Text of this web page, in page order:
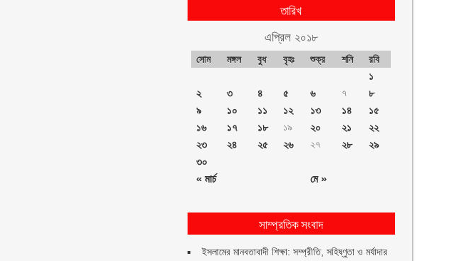
তারিখ
এপ্রিল ২০১৮
সোম মঙ্গল বুধ বৃহঃ শুক্র শনি রবি
« মার্চ মে »
১
২
৩ ৪ ৫ ৬ ৭
৮
৯
১০ ১১ ১২ ১৩ ১৪
১৫
১৬
১৭ ১৮ ১৯ ২০ ২১
২২
২৩
২৪ ২৫ ২৬ ২৭ ২৮
২৯
৩০
সাম্প্রতিক সংবাদ
ইসলামের মানবতাবাদী শিক্ষা: সম্প্রীতি, সহিষ্ণুতা ও মর্যাদার